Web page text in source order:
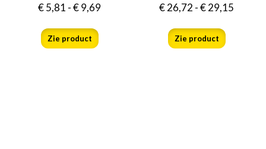
€5,81-€9,69
Zie product
€26,72-€29,15
Zie product